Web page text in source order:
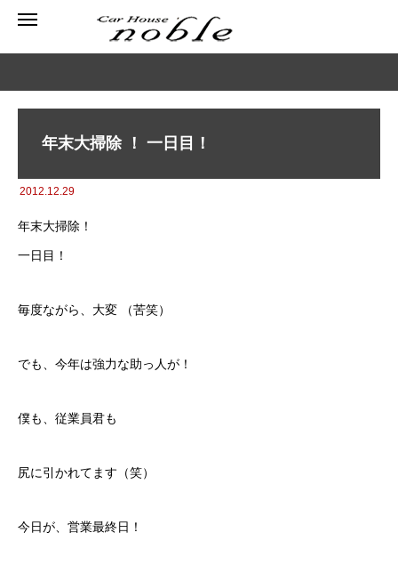
年末大掃除 ！ 一日目！
2012.12.29
年末大掃除！
一日目！
毎度ながら、大変 （苦笑）
でも、今年は強力な助っ人が！
僕も、従業員君も
尻に引かれてます（笑）
今日が、営業最終日！